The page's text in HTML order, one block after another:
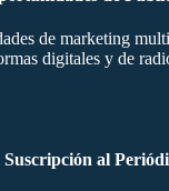
de marketing
digitales y de
Suscripción al